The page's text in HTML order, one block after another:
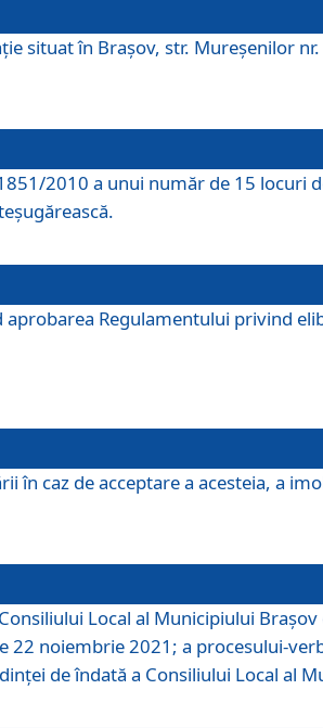
situat în Braşov, str. Mureşenilor
2010 a unui număr de 15 locuri
Regulamentului privind
caz de acceptare a acesteia, a
Local al Municipiului
22 noiembrie 2021; a procesului-
de îndată a Consiliului Local al